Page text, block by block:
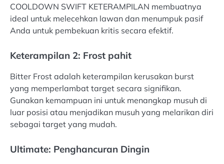
COOLDOWN SWIFT KETERAMPILAN membuatnya
ideal untuk melecehkan lawan dan menumpuk pasif
Anda untuk pembekuan kritis secara efektif.
Keterampilan 2: Frost pahit
Bitter Frost adalah keterampilan kerusakan burst
yang memperlambat target secara signifikan.
Gunakan kemampuan ini untuk menangkap musuh di
luar posisi atau menjadikan musuh yang melarikan diri
sebagai target yang mudah.
Ultimate: Penghancuran Dingin